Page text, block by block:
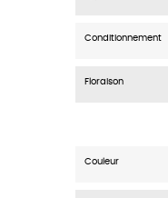
Conditionnement
Floraison
Couleur